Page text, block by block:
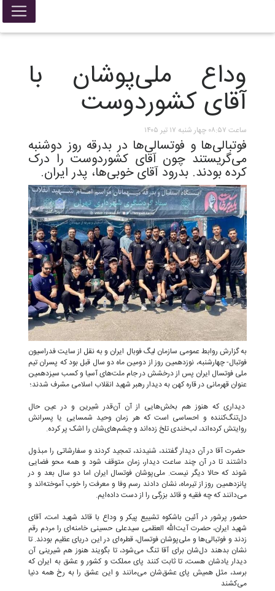
وداع ملی‌پوشان با
آقای کشوردوست
ساعت ۰۸:۵۷ چهار شنبه ۱۷ تیر ۱۴۰۵
فوتبالی‌ها و فوتسالی‌ها در بدرقه روز دوشنبه
می‌گریستند چون آقای کشوردوست را درک
کرده بودند. بدرود آقای خوبی‌ها، پدر ایران.
به گزارش روابط عمومی سازمان لیگ فوبال ایران و به نقل از سایت فدراسیون
فوتبال- چهارشنبه، نوزدهمین روز از دومین ماه دو سال قبل بود که پسران تیم
ملی فوتسال ایران پس از درخشش در جام ملت‌های آسیا و کسب سیزدهمین
عنوان قهرمانی در قاره کهن به دیدار رهبر شهید انقلاب اسلامی مشرف شدند؛
دیداری که هنوز هم بخش‌هایی از آن آن‌قدر شیرین و در عین حال
دل‌تنگ‌کننده و احساسی است که هر زمان وحید شمسایی یا پسرانش
روایتش کرده‌اند، لب‌خندی تلخ زده‌اند و چشم‌های‌شان را اشک پر کرده.
حضرت آقا در آن دیدار گفتند، شنیدند، تمجید کردند و سفارشاتی را مبذول
داشتند تا در آن چند ساعت دیدار، زمان متوقف شود و همه محو فضایی
شوند که حالا دیگر نیست. ملی‌پوشان فوتسال ایران اما دو سال بعد و در
پانزدهمین روز از تیرماه، نشان دادند رسم وفا و معرفت را خوب آموخته‌اند و
می‌دانند که چه فقیه و قائد بزرگی را از دست داده‌ایم.
حضور پرشور در آئین باشکوه تشییع پیکر و وداع با قائد شهید امت، آقای
شهید ایران، حضرت آیت‌الله العظمی سیدعلی حسینی خامنه‌ای را مردم رقم
زدند و فوتبالی‌ها و ملی‌پوشان فوتسال، قطره‌ای در این دریای عظیم بودند. تا
نشان بدهند دل‌شان برای آقا تنگ می‌شود، تا بگویند هنوز هم شیرینی آن
دیدار یادشان هست، تا ثابت کنند پای مملکت و کشور و عشق به ایران که
برسد، مثل همیش پای عشق‌شان می‌مانند و این عشق را به رخ همه دنیا
می‌کشند